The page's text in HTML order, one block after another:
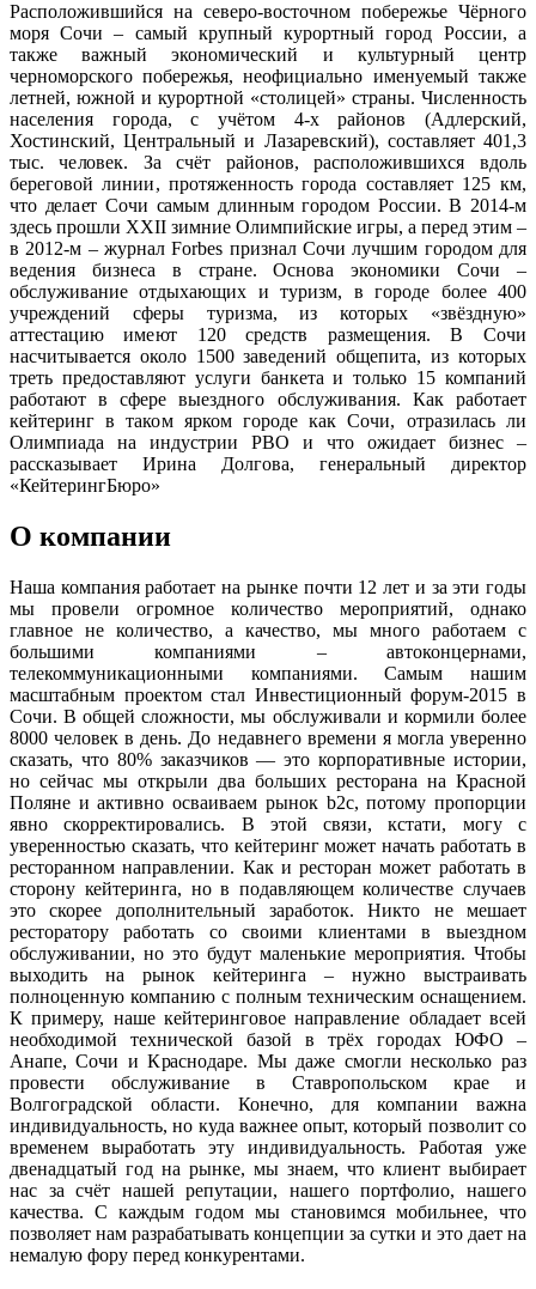
Расположившийся на северо-восточном побережье Чёрного
моря Сочи – самый крупный курортный город России, а
также важный экономический и культурный центр
черноморского побережья, неофициально именуемый также
летней, южной и курортной «столицей» страны. Численность
населения города, с учётом 4-х районов (Адлерский,
Хостинский, Центральный и Лазаревский), составляет 401,3
тыс. человек. За счёт районов, расположившихся вдоль
береговой линии, протяженность города составляет 125 км,
что делает Сочи самым длинным городом России. В 2014-м
здесь прошли XXII зимние Олимпийские игры, а перед этим –
в 2012-м – журнал Forbes признал Сочи лучшим городом для
ведения бизнеса в стране. Основа экономики Сочи –
обслуживание отдыхающих и туризм, в городе более 400
учреждений сферы туризма, из которых «звёздную»
аттестацию имеют 120 средств размещения. В Сочи
насчитывается около 1500 заведений общепита, из которых
треть предоставляют услуги банкета и только 15 компаний
работают в сфере выездного обслуживания. Как работает
кейтеринг в таком ярком городе как Сочи, отразилась ли
Олимпиада на индустрии РВО и что ожидает бизнес –
рассказывает Ирина Долгова, генеральный директор
«КейтерингБюро»
О компании
Наша компания работает на рынке почти 12 лет и за эти годы
мы провели огромное количество мероприятий, однако
главное не количество, а качество, мы много работаем с
большими компаниями – автоконцернами,
телекоммуникационными компаниями. Самым нашим
масштабным проектом стал Инвестиционный форум-2015 в
Сочи. В общей сложности, мы обслуживали и кормили более
8000 человек в день. До недавнего времени я могла уверенно
сказать, что 80% заказчиков — это корпоративные истории,
но сейчас мы открыли два больших ресторана на Красной
Поляне и активно осваиваем рынок b2c, потому пропорции
явно скорректировались. В этой связи, кстати, могу с
уверенностью сказать, что кейтеринг может начать работать в
ресторанном направлении. Как и ресторан может работать в
сторону кейтеринга, но в подавляющем количестве случаев
это скорее дополнительный заработок. Никто не мешает
ресторатору работать со своими клиентами в выездном
обслуживании, но это будут маленькие мероприятия. Чтобы
выходить на рынок кейтеринга – нужно выстраивать
полноценную компанию с полным техническим оснащением.
К примеру, наше кейтеринговое направление обладает всей
необходимой технической базой в трёх городах ЮФО –
Анапе, Сочи и Краснодаре. Мы даже смогли несколько раз
провести обслуживание в Ставропольском крае и
Волгоградской области. Конечно, для компании важна
индивидуальность, но куда важнее опыт, который позволит со
временем выработать эту индивидуальность. Работая уже
двенадцатый год на рынке, мы знаем, что клиент выбирает
нас за счёт нашей репутации, нашего портфолио, нашего
качества. С каждым годом мы становимся мобильнее, что
позволяет нам разрабатывать концепции за сутки и это дает на
немалую фору перед конкурентами.